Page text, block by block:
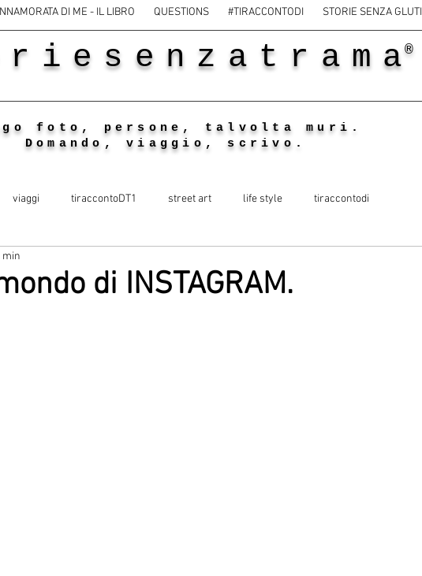
DI ME - IL LIBRO QUESTIONS #TIRACCONTODI STORIE SENZA
®
foto, persone, talvolta muri.
Domando, viaggio, scrivo.
viaggi tiraccontoDT1 street art life style tiraccontodi
di INSTAGRAM.
min